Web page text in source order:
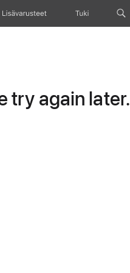
Lisävarusteet Tuki
try again later.